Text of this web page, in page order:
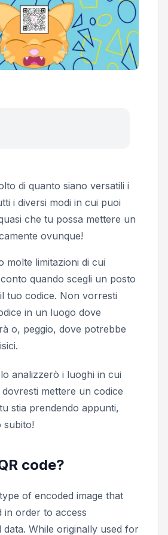
di quanto siano versatili i
i diversi modi in cui puoi
che tu possa mettere un
ovunque!
molte limitazioni di cui
quando scegli un posto
tuo codice. Non vorresti
in un luogo dove
o, peggio, dove potrebbe
analizzerò i luoghi in cui
mettere un codice
stia prendendo appunti,
subito!
code?
of encoded image that
in order to access
While originally used for